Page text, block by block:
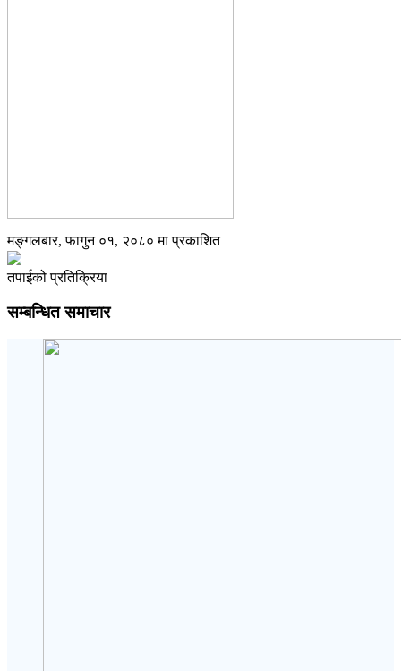
मङ्गलबार, फागुन ०१, २०८० मा प्रकाशित
तपाईको प्रतिक्रिया
सम्बन्धित समाचार